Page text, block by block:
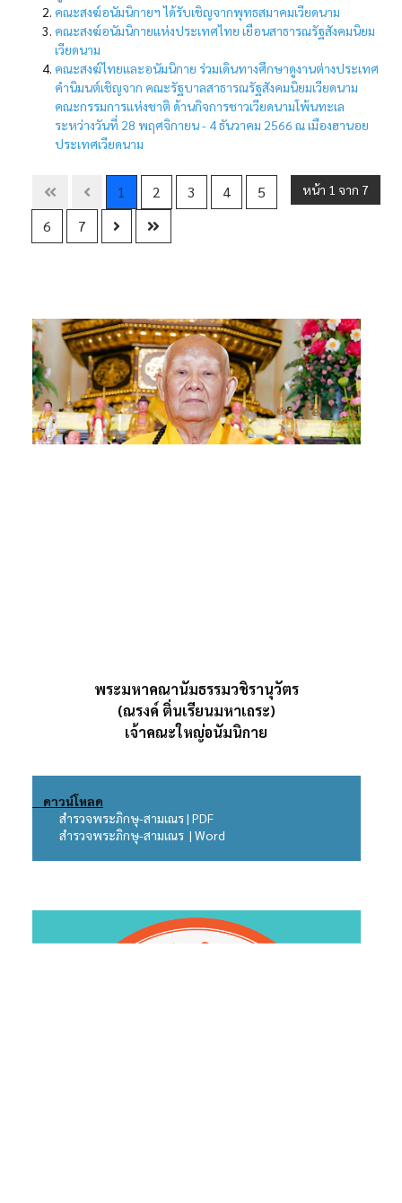
คณะสงฆ์อนัมนิกายฯ ได้รับเชิญจากพุทธสมาคมเวียดนาม
คณะสงฆ์อนัมนิกายแห่งประเทศไทย เยือนสาธารณรัฐสังคมนิยม
เวียดนาม
คณะสงฆ์ไทยและอนัมนิกาย ร่วมเดินทางศึกษาดูงานต่างประเทศ
คำนิมนต์เชิญจาก คณะรัฐบาลสาธารณรัฐสังคมนิยมเวียดนาม
คณะกรรมการแห่งชาติ ด้านกิจการชาวเวียดนามโพ้นทะเล
ระหว่างวันที่ 28 พฤศจิกายน - 4 ธันวาคม 2566 ณ เมืองฮานอย
ประเทศเวียดนาม
หน้า 1 จาก 7
1 2 3 4
5
6
7
พระมหาคณานัมธรรมวชิรานุวัตร
(ณรงค์ ติ่นเรียนมหาเถระ)
เจ้าคณะใหญ่อนัมนิกาย
ดาวน์โหลด
สำรวจพระภิกษุ-สามเณร | PDF
สำรวจพระภิกษุ-สามเณร | Word